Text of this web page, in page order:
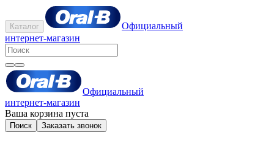
Каталог
Официальный
интернет-магазин
Официальный
интернет-магазин
Ваша корзина пуста
Поиск Заказать звонок